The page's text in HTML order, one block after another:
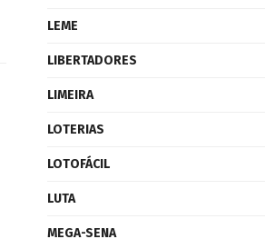
LEME
LIBERTADORES
LIMEIRA
LOTERIAS
LOTOFÁCIL
LUTA
MEGA-SENA